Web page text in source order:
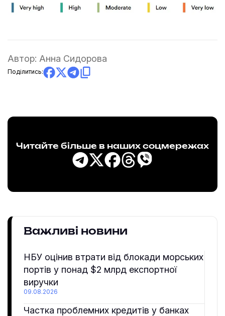
Автор: Анна Сидорова
Поділитись:
Читайте більше в наших соцмережах
Важливі новини
НБУ оцінив втрати від блокади морських
портів у понад $2 млрд експортної
виручки
09.08.2026
Частка проблемних кредитів у банках